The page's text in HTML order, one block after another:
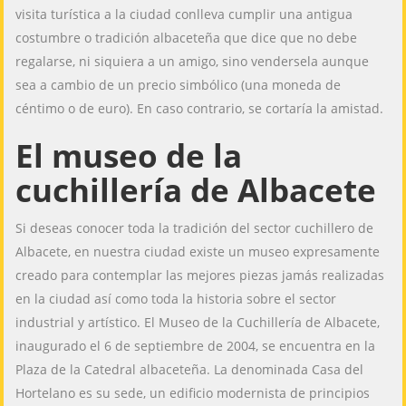
visita turística a la ciudad conlleva cumplir una antigua
costumbre o tradición albaceteña que dice que no debe
regalarse, ni siquiera a un amigo, sino vendersela aunque
sea a cambio de un precio simbólico (una moneda de
céntimo o de euro). En caso contrario, se cortaría la amistad.
El museo de la
cuchillería de Albacete
Si deseas conocer toda la tradición del sector cuchillero de
Albacete, en nuestra ciudad existe un museo expresamente
creado para contemplar las mejores piezas jamás realizadas
en la ciudad así como toda la historia sobre el sector
industrial y artístico. El Museo de la Cuchillería de Albacete,
inaugurado el 6 de septiembre de 2004, se encuentra en la
Plaza de la Catedral albaceteña. La denominada Casa del
Hortelano es su sede, un edificio modernista de principios